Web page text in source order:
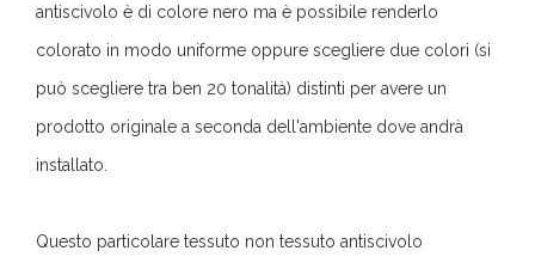
antiscivolo è di colore nero ma è possibile renderlo
colorato in modo uniforme oppure scegliere due colori (si
può scegliere tra ben 20 tonalità) distinti per avere un
prodotto originale a seconda dell'ambiente dove andrà
installato.
Questo particolare tessuto non tessuto antiscivolo